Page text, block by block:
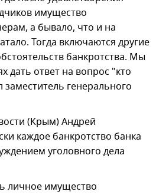
имущество
а бывало, что и на
Тогда включаются другие
банкротства. Мы
дать ответ на вопрос "кто
генерального
(Крым) Андрей
каждое банкротство банка
уголовного дела
личное имущество